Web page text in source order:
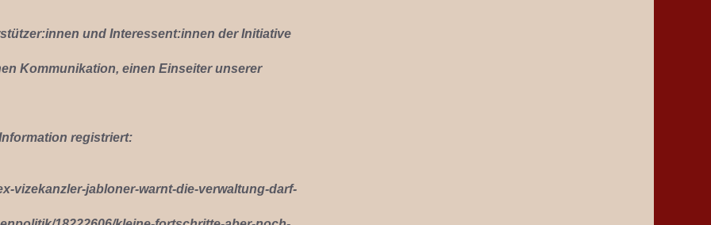
und Interessent:innen der Initiative
Kommunikation, einen Einseiter unserer
registriert:
vizekanzler-jabloner-warnt-die-verwaltung-darf-